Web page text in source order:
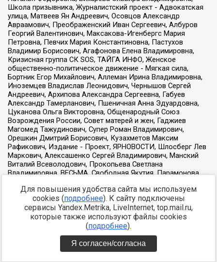
Для повышения удобства сайта мы используем
cookies (подробнее). К сайту подключены
сервисы Yandex.Metrika, LiveInternet, top.mail.ru,
которые также используют файлы cookies
(подробнее).
Я согласен/согласна